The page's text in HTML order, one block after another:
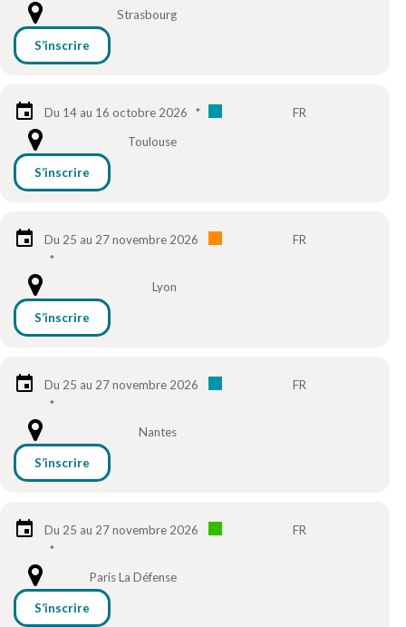
Strasbourg
S’inscrire
Du 14 au 16 octobre 2026 *
FR
Toulouse
S’inscrire
Du 25 au 27 novembre 2026
*
FR
Lyon
S’inscrire
Du 25 au 27 novembre 2026
*
FR
Nantes
S’inscrire
Du 25 au 27 novembre 2026
*
FR
Paris La Défense
S’inscrire